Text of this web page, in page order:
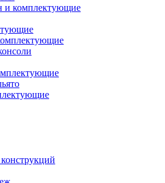
и комплектующие